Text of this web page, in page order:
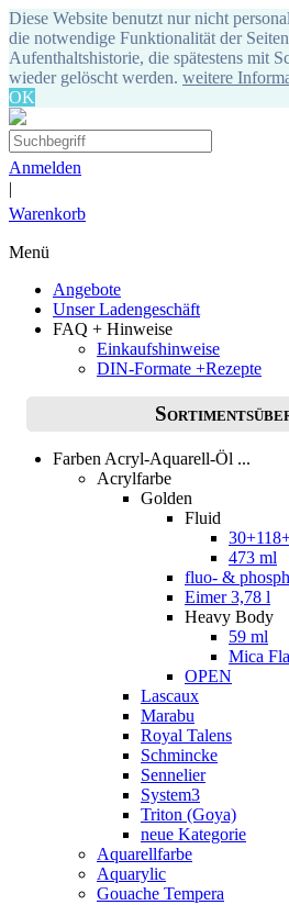
Diese Website benutzt nur nicht
die notwendige Funktionalität der
Aufenthaltshistorie, die spätestens mit
wieder gelöscht werden. weitere
OK
Anmelden
|
Warenkorb
Menü
Angebote
Unser Ladengeschäft
FAQ + Hinweise
Einkaufshinweise
DIN-Formate +Rezepte
Farben Acryl-Aquarell-Öl ...
Acrylfarbe
Golden
Fluid
473 ml
fluo- &
Eimer 3,78 l
Heavy Body
59 ml
Mica
OPEN
Lascaux
Marabu
Royal Talens
Schmincke
Sennelier
System3
Triton (Goya)
neue Kategorie
Aquarellfarbe
Aquarylic
Gouache Tempera